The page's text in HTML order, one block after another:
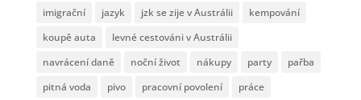
imigrační
jazyk jzk se zije v Austrálii
kempování
koupě auta
levné cestováni v Austrálii
navrácení daně
noční život nákupy party
pařba
pitná voda
pivo pracovní povolení
práce